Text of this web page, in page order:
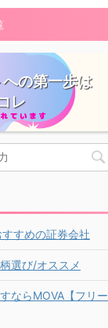
の第一歩は
レ
すすめの証券会社
選び/オススメ
ならMOVA【フリー